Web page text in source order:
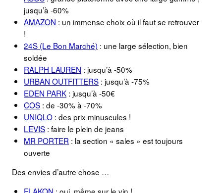
jusqu’à -60%
AMAZON : un immense choix où il faut se retrouver
!
24S (Le Bon Marché) : une large sélection, bien
soldée
RALPH LAUREN : jusqu’à -50%
URBAN OUTFITTERS : jusqu’à -75%
EDEN PARK : jusqu’à -50€
COS : de -30% à -70%
UNIQLO : des prix minuscules !
LEVIS : faire le plein de jeans
MR PORTER : la section « sales » est toujours
ouverte
Des envies d’autre chose …